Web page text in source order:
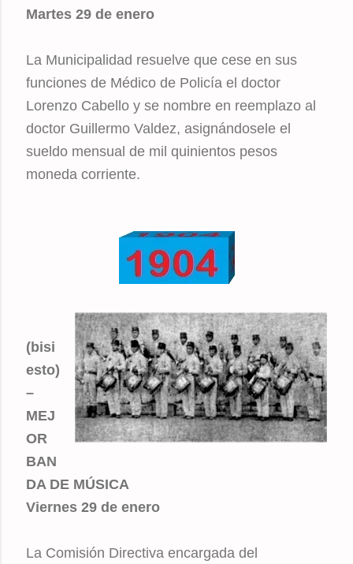
Martes 29 de enero
La Municipalidad resuelve que cese en sus
funciones de Médico de Policía el doctor
Lorenzo Cabello y se nombre en reemplazo al
doctor Guillermo Valdez, asignándosele el
sueldo mensual de mil quinientos pesos
moneda corriente.
(bisi
esto)
–
MEJ
OR
BAN
DA DE MÚSICA
Viernes 29 de enero
La Comisión Directiva encargada del